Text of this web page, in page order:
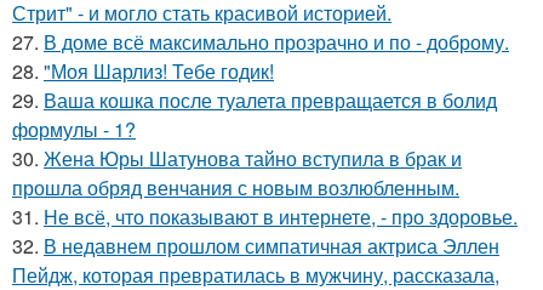
Стрит" - и могло стать красивой историей.
27. В доме всё максимально прозрачно и по - доброму.
28. "Моя Шарлиз! Тебе годик!
29. Ваша кошка после туалета превращается в болид
формулы - 1?
30. Жена Юры Шатунова тайно вступила в брак и
прошла обряд венчания с новым возлюбленным.
31. Не всё, что показывают в интернете, - про здоровье.
32. В недавнем прошлом симпатичная актриса Эллен
Пейдж, которая превратилась в мужчину, рассказала,